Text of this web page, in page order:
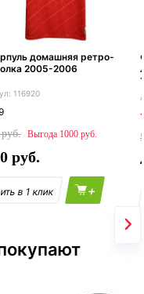
домашняя ретро-
2005-2006
116920
1000
+